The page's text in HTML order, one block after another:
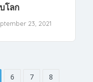
โลก
23, 2021
6 7
8